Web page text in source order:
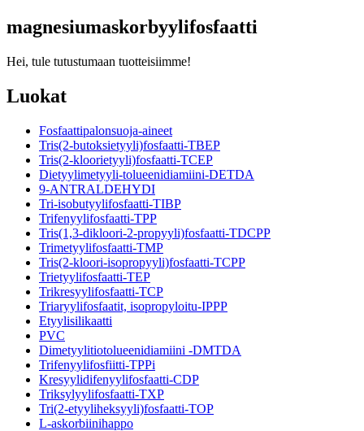
magnesiumaskorbyylifosfaatti
Hei, tule tutustumaan tuotteisiimme!
Luokat
Fosfaattipalonsuoja-aineet
Tris(2-butoksietyyli)fosfaatti-TBEP
Tris(2-kloorietyyli)fosfaatti-TCEP
Dietyylimetyyli-tolueenidiamiini-DETDA
9-ANTRALDEHYDI
Tri-isobutyylifosfaatti-TIBP
Trifenyylifosfaatti-TPP
Tris(1,3-dikloori-2-propyyli)fosfaatti-TDCPP
Trimetyylifosfaatti-TMP
Tris(2-kloori-isopropyyli)fosfaatti-TCPP
Trietyylifosfaatti-TEP
Trikresyylifosfaatti-TCP
Triaryylifosfaatit, isopropyloitu-IPPP
Etyylisilikaatti
PVC
Dimetyylitiotolueenidiamiini -DMTDA
Trifenyylifosfiitti-TPPi
Kresyylidifenyylifosfaatti-CDP
Triksylyylifosfaatti-TXP
Tri(2-etyyliheksyyli)fosfaatti-TOP
L-askorbiinihappo